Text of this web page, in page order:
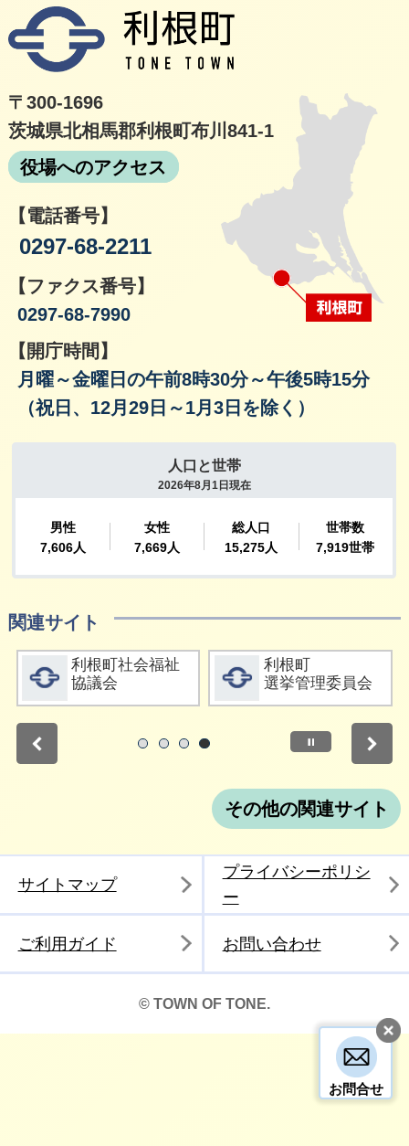
お問合せ
〒300-1696
茨城県北相馬郡利根町布川841-1
役場へのアクセス
【電話番号】
0297-68-2211
【ファクス番号】
0297-68-7990
【開庁時間】
月曜～金曜日の午前8時30分～午後5時15分
（祝日、12月29日～1月3日を除く）
関連サイト
詳細をみる
利根町社会福祉
協議会
詳細をみる
利根町
選挙管理委員会
停止
その他の関連サイト
サイトマップ
プライバシーポリシ
ー
ご利用ガイド お問い合わせ
© TOWN OF TONE.